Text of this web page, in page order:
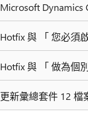
Microsoft Dynamics
Hotfix 與 「 您必須
Hotfix 與 「 做為個
更新彙總套件 12 檔